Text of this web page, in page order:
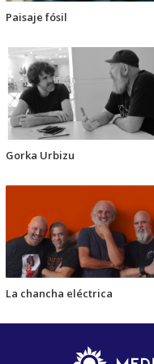
Paisaje fósil
Gorka Urbizu
La chancha eléctrica